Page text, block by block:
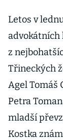
Letos v
advokátních
z
Třineckých
Agel Tomáš
Petra
mladší
Kostka